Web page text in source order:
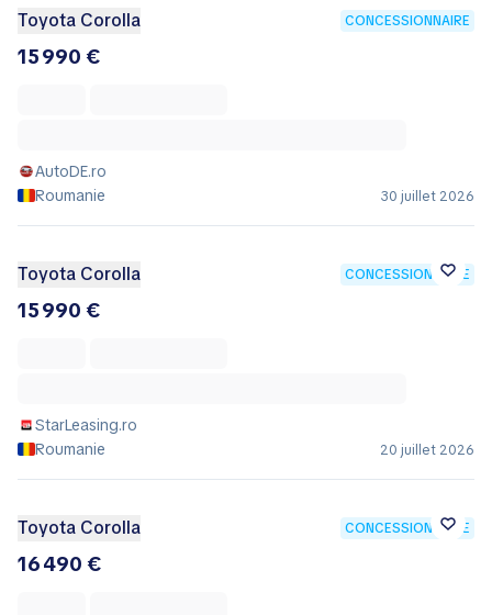
Toyota Corolla CONCESSIONNAIRE
15 990 €
AutoDE.ro
Roumanie
30 juillet 2026
Toyota Corolla CONCESSIONNAIRE
15 990 €
StarLeasing.ro
Roumanie
20 juillet 2026
Toyota Corolla CONCESSIONNAIRE
16 490 €